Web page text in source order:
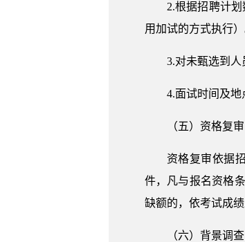
2.根据招聘计
用加试的方式执行）
3.对未甄选到人
4.面试时间及地
（五）资格复审
资格复审依据
件，凡与报名资格
缺额的，依考试成
（六）背景调查